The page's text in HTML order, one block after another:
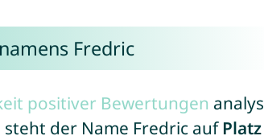
Fredric
positiver Bewertungen
der Name Fredric auf